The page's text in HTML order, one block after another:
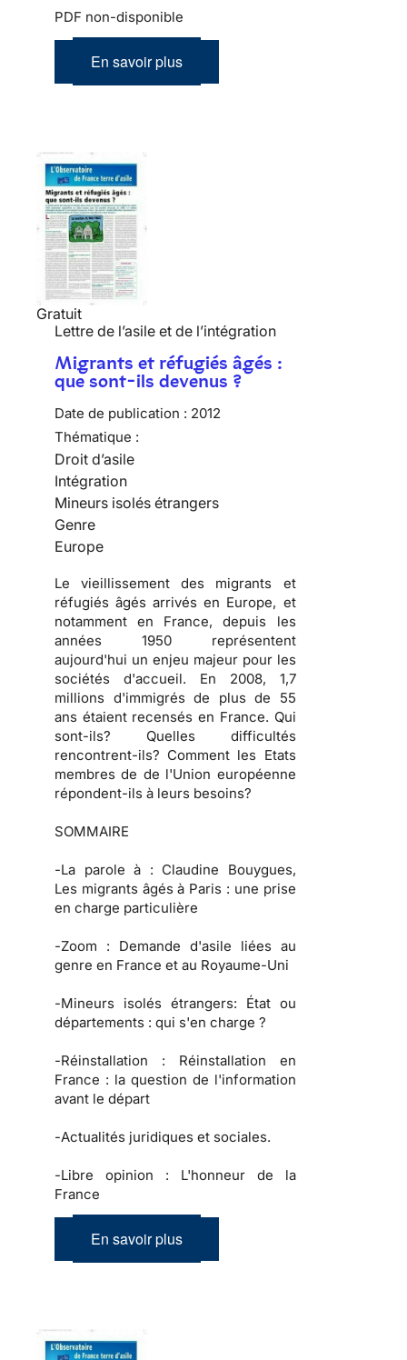
PDF non-disponible
En savoir plus
Gratuit
Lettre de l’asile et de l’intégration
Migrants et réfugiés âgés :
que sont-ils devenus ?
Date de publication : 2012
Thématique :
Droit d’asile
Intégration
Mineurs isolés étrangers
Genre
Europe
Le vieillissement des migrants et
réfugiés âgés arrivés en Europe, et
notamment en France, depuis les
années 1950 représentent
aujourd'hui un enjeu majeur pour les
sociétés d'accueil. En 2008, 1,7
millions d'immigrés de plus de 55
ans étaient recensés en France. Qui
sont-ils? Quelles difficultés
rencontrent-ils? Comment les Etats
membres de de l'Union européenne
répondent-ils à leurs besoins?
SOMMAIRE
-La parole à : Claudine Bouygues,
Les migrants âgés à Paris : une prise
en charge particulière
-Zoom : Demande d'asile liées au
genre en France et au Royaume-Uni
-Mineurs isolés étrangers: État ou
départements : qui s'en charge ?
-Réinstallation : Réinstallation en
France : la question de l'information
avant le départ
-Actualités juridiques et sociales.
-Libre opinion : L'honneur de la
France
En savoir plus